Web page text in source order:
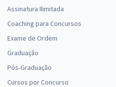
Assinatura Ilimitada
Coaching para Concursos
Exame de Ordem
Graduação
Pós-Graduação
Cursos por Concurso